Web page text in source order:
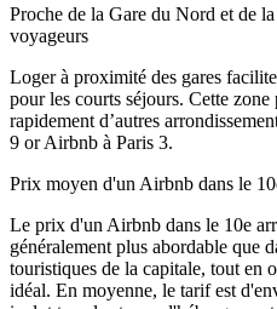
Proche de la Gare du Nord et de
voyageurs
Loger à proximité des gares
pour les courts séjours. Cette
rapidement d’autres
9 or Airbnb à Paris 3.
Prix ​​moyen d'un Airbnb dans le
Le prix d'un Airbnb dans le 10e
généralement plus abordable que
touristiques de la capitale, tout en
idéal. En moyenne, le tarif est